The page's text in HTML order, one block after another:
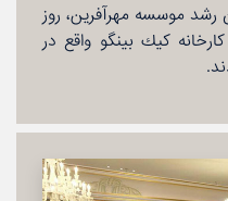
رشد موسسه مهرآفرین، روز
۱۰ شهریور ماه ۱۳۹۸ از كارخانه كیك بینگو واقع در